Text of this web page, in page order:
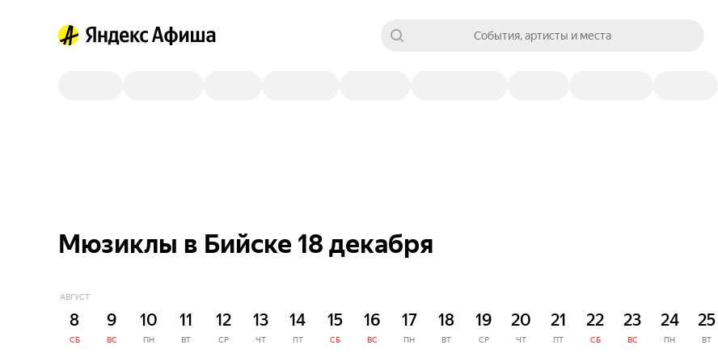
События, артисты и места
Мюзиклы в Бийске 18 декабря
АВГУСТ
8
СБ
9
ВС
10
ПН
11
ВТ
12
СР
13
ЧТ
14
ПТ
15
СБ
16
ВС
17
ПН
18
ВТ
19
СР
20
ЧТ
21
ПТ
22
СБ
23
ВС
24
ПН
25
ВТ